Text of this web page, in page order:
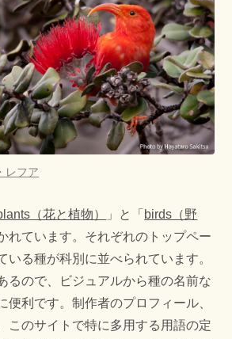
レフア
（花と植物） 」と「 birds（野
れています。それぞれのトップペー
いる種が科別に並べられています。
るので、ビジュアルから種の名前な
便利です。制作者のプロフィール、
このサイトで特に多用する用語の定